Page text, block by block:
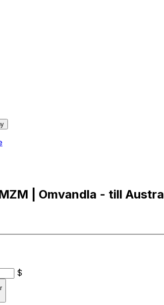
| Omvandla - till
$